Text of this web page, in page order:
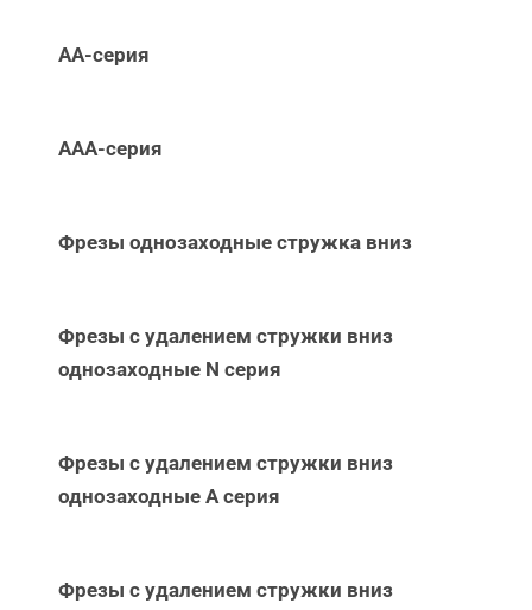
АА-серия
ААА-серия
Фрезы однозаходные стружка вниз
Фрезы с удалением стружки вниз
однозаходные N серия
Фрезы с удалением стружки вниз
однозаходные А серия
Фрезы с удалением стружки вниз